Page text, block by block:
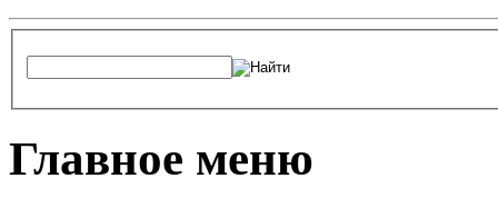
Главное меню